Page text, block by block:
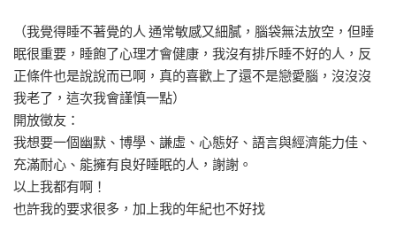
（我覺得睡不著覺的人 通常敏感又細膩，腦袋無法放空，但睡
眠很重要，睡飽了心理才會健康，我沒有排斥睡不好的人，反
正條件也是說說而已啊，真的喜歡上了還不是戀愛腦，沒沒沒
我老了，這次我會謹慎一點）
開放徵友：
我想要一個幽默、博學、謙虛、心態好、語言與經濟能力佳、
充滿耐心、能擁有良好睡眠的人，謝謝。
以上我都有啊！
也許我的要求很多，加上我的年紀也不好找